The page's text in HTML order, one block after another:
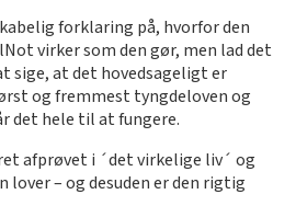
forklaring på, hvorfor den
virker som den gør, men lad det
at det hovedsageligt er
og fremmest tyngdeloven og
det hele til at fungere.
afprøvet i ´det virkelige liv´ og
lover – og desuden er den rigtig